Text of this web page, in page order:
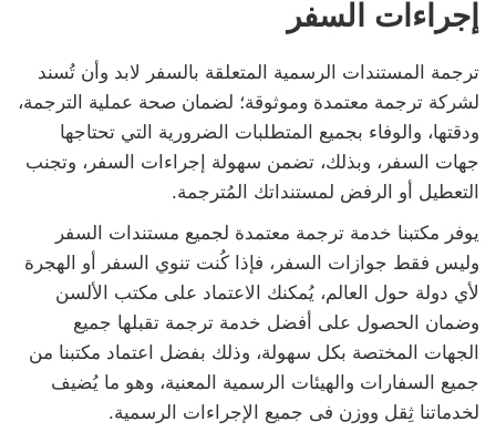
إجراءات السفر
ترجمة المستندات الرسمية المتعلقة بالسفر لابد وأن تُسند
لشركة ترجمة معتمدة وموثوقة؛ لضمان صحة عملية الترجمة،
ودقتها، والوفاء بجميع المتطلبات الضرورية التي تحتاجها
جهات السفر، وبذلك، تضمن سهولة إجراءات السفر، وتجنب
التعطيل أو الرفض لمستنداتك المُترجمة.
يوفر مكتبنا خدمة ترجمة معتمدة لجميع مستندات السفر
وليس فقط جوازات السفر، فإذا كُنت تنوي السفر أو الهجرة
لأي دولة حول العالم، يُمكنك الاعتماد على مكتب الألسن
وضمان الحصول على أفضل خدمة ترجمة تقبلها جميع
الجهات المختصة بكل سهولة، وذلك بفضل اعتماد مكتبنا من
جميع السفارات والهيئات الرسمية المعنية، وهو ما يُضيف
لخدماتنا ثِقل ووزن فى جميع الإجراءات الرسمية.